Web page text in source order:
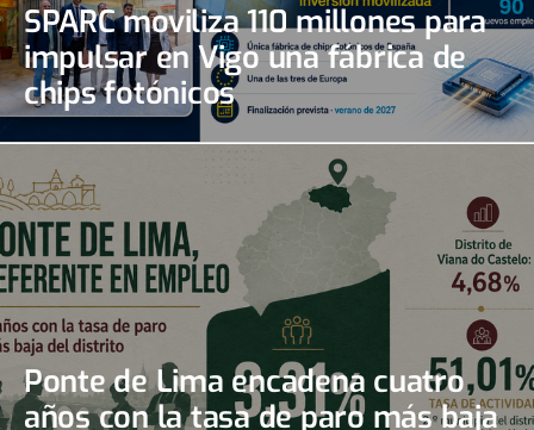
SPARC moviliza 110 millones para
impulsar en Vigo una fábrica de
chips fotónicos
Ponte de Lima encadena cuatro
años con la tasa de paro más baja